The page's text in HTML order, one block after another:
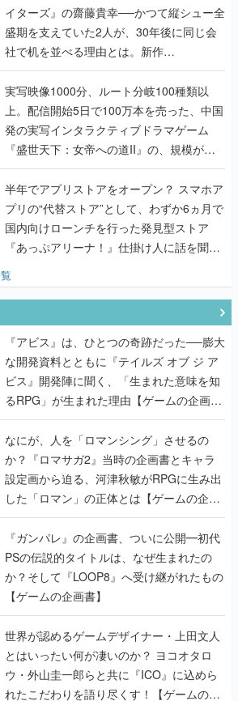
イターズ』の齋藤貴幸──かつて縦シュー全
盛期を支えていた2人が、30年後に同じ会
社で机を並べる理由とは。新作
『TATSUJIN EXTREME』で初タッグを組
んだレジェンド2人に訊く開発秘話
実写映像1000分、ルート分岐100種類以
上。配信開始5日で100万本を売った、中国
発の実写インタラクティブドラマゲーム
『盛世天下：女帝への道II』の、規模が違
うこだわりをプロデューサーに聞いた
半年でアプリストアをオープン？ スマホア
プリの“代替ストア”として、わずか6ヵ月で
国内向けローンチを行った発見型ストア
『あっぷアリーナ！』仕掛け人に話を聞い
てみた
『アビス』は、ひとつの奇跡だった──膨大
な開発資料とともに『テイルズ オブ ジ ア
ビス』開発陣に聞く、「生まれた意味を知
るRPG」が生まれた理由【ゲームの企画
書】
なにが、人を「ロマンシング」させるの
か？『ロマサガ2』当時の企画書とキャラ
設定画から迫る、河津秋敏がRPGに生み出
した「ロマン」の正体とは【ゲームの企画
書】
『ガンパレ』の企画書、ついに公開━初代
PSの伝説的タイトルは、なぜ生まれたの
か？そして『LOOP8』へ受け継がれたもの
【ゲームの企画書】
世界が認めるゲームデザイナー・上田文人
とはいったい何が凄いのか？ ヨコオタロ
ウ・外山圭一郎らと共に『ICO』に込めら
れたこだわりを語り尽くす！【ゲームの企